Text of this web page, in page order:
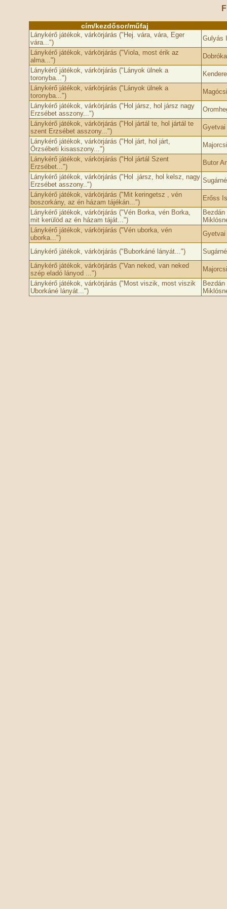
cím/kezdősor/műfaj
Lánykérő játékok, várkörjárás ("Hej. vára, vára, Eger
vára...")
Gulyás
Lánykérő játékok, várkörjárás ("Viola, most érik az
alma...")
Lánykérő játékok, várkörjárás ("Lányok ülnek a
toronyba...")
Lánykérő játékok, várkörjárás ("Lányok ülnek a
toronyba...")
Lánykérő játékok, várkörjárás ("Hol jársz, hol jársz nagy
Erzsébet asszony...")
Lánykérő játékok, várkörjárás ("Hol jártál te, hol jártál te
szent Erzsébet asszony...")
Gyetvai
Lánykérő játékok, várkörjárás ("Hol járt, hol járt,
Örzsébeti kisasszony...")
Lánykérő játékok, várkörjárás ("Hol jártál Szent
Erzsébet...")
Butor
Lánykérő játékok, várkörjárás ("Hol .jársz, hol kelsz, nagy
Erzsébet asszony..")
Lánykérő játékok, várkörjárás ("Mit keringetsz , vén
boszorkány, az én házam tájékán...")
Erőss
Lánykérő játékok, várkörjárás ("Vén Borka, vén Borka,
mit kerülöd az én házam táját...")
Lánykérő játékok, várkörjárás ("Vén uborka, vén
uborka...")
Gyetvai
Lánykérő játékok, várkörjárás ("Buborkáné lányát...")
Lánykérő játékok, várkörjárás ("Van neked, van neked
szép eladó lányod ...")
Lánykérő játékok, várkörjárás ("Most viszik, most viszik
Uborkáné lányát...")